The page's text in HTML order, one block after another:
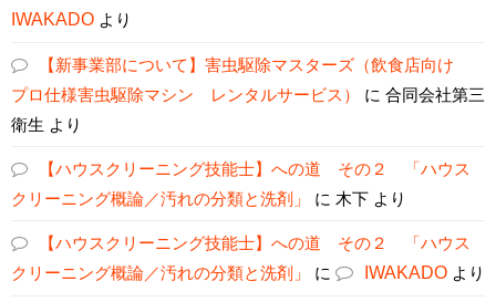
IWAKADO より
【新事業部について】害虫駆除マスターズ（飲食店向け
プロ仕様害虫駆除マシン レンタルサービス）
に 合同会社第三
衛生 より
【ハウスクリーニング技能士】への道 その２ 「ハウス
クリーニング概論／汚れの分類と洗剤」
に 木下 より
【ハウスクリーニング技能士】への道 その２ 「ハウス
クリーニング概論／汚れの分類と洗剤」
に IWAKADO より